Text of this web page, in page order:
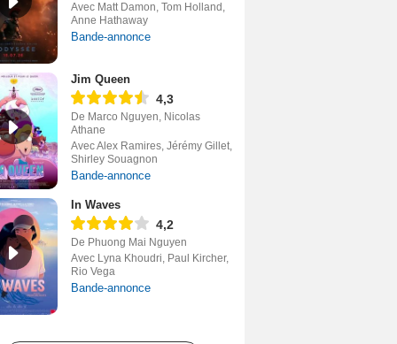
Avec Matt Damon, Tom Holland,
Anne Hathaway
Bande-annonce
Jim Queen
4,3
De Marco Nguyen, Nicolas
Athane
Avec Alex Ramires, Jérémy Gillet,
Shirley Souagnon
Bande-annonce
In Waves
4,2
De Phuong Mai Nguyen
Avec Lyna Khoudri, Paul Kircher,
Rio Vega
Bande-annonce